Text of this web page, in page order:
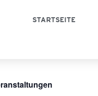
STARTSEITE